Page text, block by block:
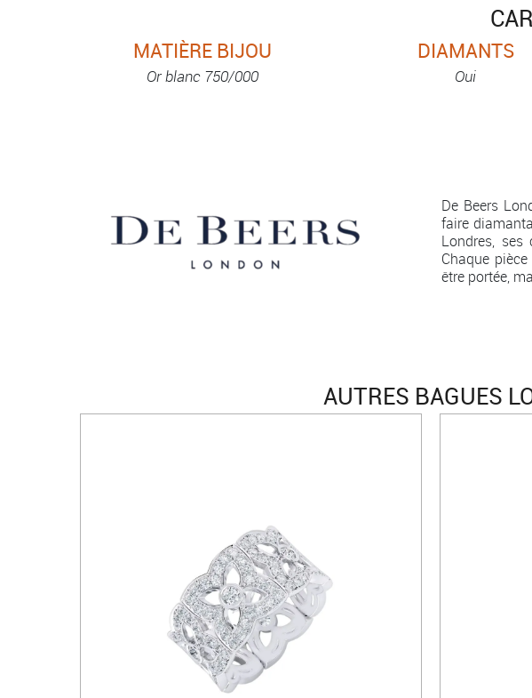
MATIÈRE BIJOU
Or blanc 750/000
DIAMANTS
Oui
De Beers
faire
Londres, ses
Chaque
être portée,
AUTRES BAGUES